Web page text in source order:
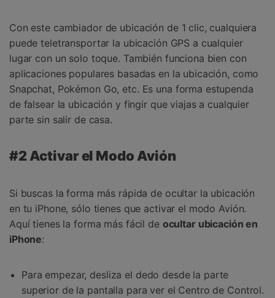
Con este cambiador de ubicación de 1 clic, cualquiera
puede teletransportar la ubicación GPS a cualquier
lugar con un solo toque. También funciona bien con
aplicaciones populares basadas en la ubicación, como
Snapchat, Pokémon Go, etc. Es una forma estupenda
de falsear la ubicación y fingir que viajas a cualquier
parte sin salir de casa.
#2 Activar el Modo Avión
Si buscas la forma más rápida de ocultar la ubicación
en tu iPhone, sólo tienes que activar el modo Avión.
Aquí tienes la forma más fácil de ocultar ubicación en
iPhone:
Para empezar, desliza el dedo desde la parte
superior de la pantalla para ver el Centro de Control.